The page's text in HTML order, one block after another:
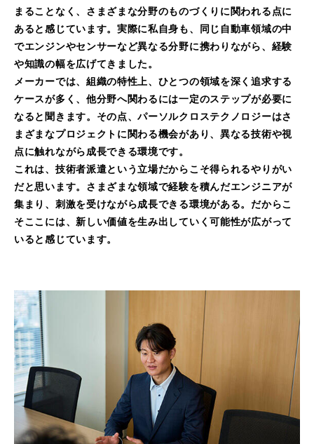
まることなく、さまざまな分野のものづくりに関われる点に
あると感じています。実際に私自身も、同じ自動車領域の中
でエンジンやセンサーなど異なる分野に携わりながら、経験
や知識の幅を広げてきました。
メーカーでは、組織の特性上、ひとつの領域を深く追求する
ケースが多く、他分野へ関わるには一定のステップが必要に
なると聞きます。その点、パーソルクロステクノロジーはさ
まざまなプロジェクトに関わる機会があり、異なる技術や視
点に触れながら成長できる環境です。
これは、技術者派遣という立場だからこそ得られるやりがい
だと思います。さまざまな領域で経験を積んだエンジニアが
集まり、刺激を受けながら成長できる環境がある。だからこ
そここには、新しい価値を生み出していく可能性が広がって
いると感じています。